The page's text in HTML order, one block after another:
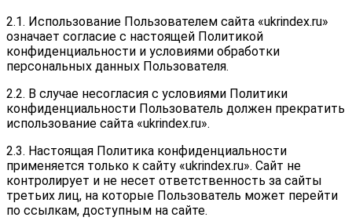
2.1. Использование Пользователем сайта «ukrindex.ru»
означает согласие с настоящей Политикой
конфиденциальности и условиями обработки
персональных данных Пользователя.
2.2. В случае несогласия с условиями Политики
конфиденциальности Пользователь должен прекратить
использование сайта «ukrindex.ru».
2.3. Настоящая Политика конфиденциальности
применяется только к сайту «ukrindex.ru». Сайт не
контролирует и не несет ответственность за сайты
третьих лиц, на которые Пользователь может перейти
по ссылкам, доступным на сайте.